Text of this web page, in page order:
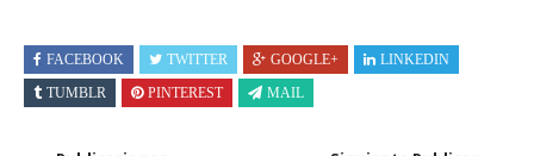
FACEBOOK TWITTER GOOGLE+
LINKEDIN
TUMBLR
PINTEREST MAIL